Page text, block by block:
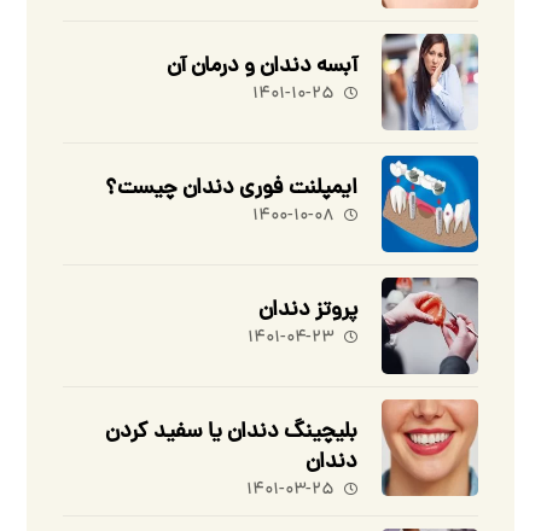
آبسه دندان و درمان آن
۱۴۰۱-۱۰-۲۵
ایمپلنت فوری دندان چیست؟
۱۴۰۰-۱۰-۰۸
پروتز دندان
۱۴۰۱-۰۴-۲۳
بلیچینگ دندان یا سفید کردن
دندان
۱۴۰۱-۰۳-۲۵